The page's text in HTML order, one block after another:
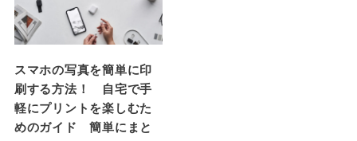
スマホの写真を簡単に印
刷する方法！ 自宅で手
軽にプリントを楽しむた
めのガイド 簡単にまと